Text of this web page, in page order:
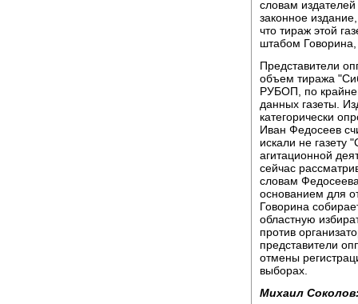
словам
законное
что тираж этой
штабом Говорина,
Представители
объем тиража
РУБОП, по
данных газеты.
категорически
Иван Федосеев
искали не газету
агитационной
сейчас
словам
основанием для
Говорина
областную
против
представители
отмены
выборах.
Михаил